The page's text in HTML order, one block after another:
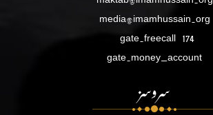
media@imamhussain.org
gate.freecall 174
gate.money_account
سروسز